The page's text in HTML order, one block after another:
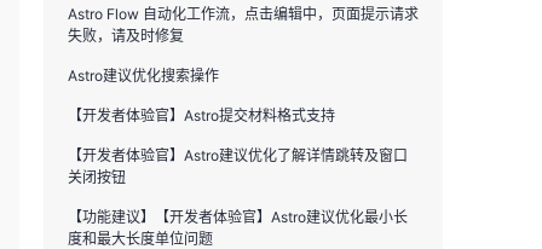
Astro Flow 自动化工作流，点击编辑中，页面提示请求
失败，请及时修复
Astro建议优化搜索操作
【开发者体验官】Astro提交材料格式支持
【开发者体验官】Astro建议优化了解详情跳转及窗口
关闭按钮
【功能建议】【开发者体验官】Astro建议优化最小长
度和最大长度单位问题